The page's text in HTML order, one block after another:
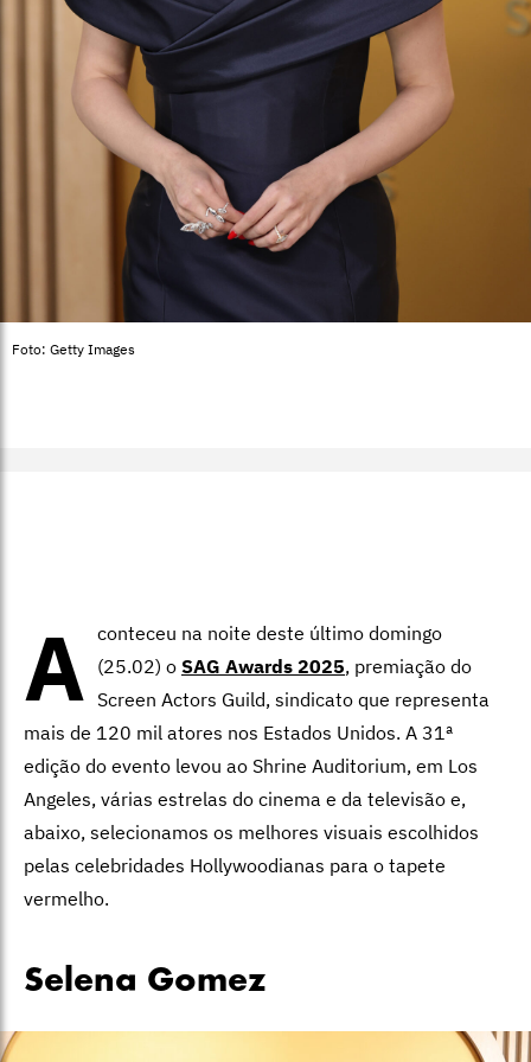
Foto: Getty Images
A conteceu na noite deste último domingo
(25.02) o SAG Awards 2025, premiação do
Screen Actors Guild, sindicato que representa
mais de 120 mil atores nos Estados Unidos. A 31ª
edição do evento levou ao Shrine Auditorium, em Los
Angeles, várias estrelas do cinema e da televisão e,
abaixo, selecionamos os melhores visuais escolhidos
pelas celebridades Hollywoodianas para o tapete
vermelho.
Selena Gomez